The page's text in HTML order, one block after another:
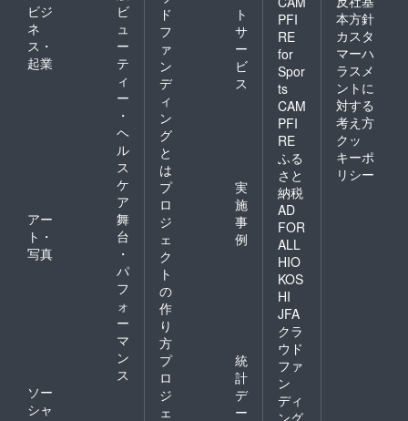
ビジ
ネ
ス・
起業
ビ
ュ
ー
テ
ィ
ー
・
ヘ
ル
ス
ケ
ア
アー
ト・
写真
舞
台
・
パ
フ
ォ
ー
マ
ン
ス
ソー
シャ
ド
フ
ァ
ン
デ
ィ
ン
グ
と
は
ト
サ
ー
ビ
ス
プ
ロ
ジ
ェ
ク
ト
の
作
り
方
実
施
事
例
プ
ロ
ジ
ェ
統
計
デ
ー
PFI
RE
for
Spor
ts
CAM
PFI
RE
ふる
さと
納税
AD
FOR
ALL
HIO
KOS
HI
JFA
クラ
ウド
ファ
ン
ディ
ング
本方針
カスタ
マーハ
ラスメ
ントに
対する
考え方
クッ
キーポ
リシー